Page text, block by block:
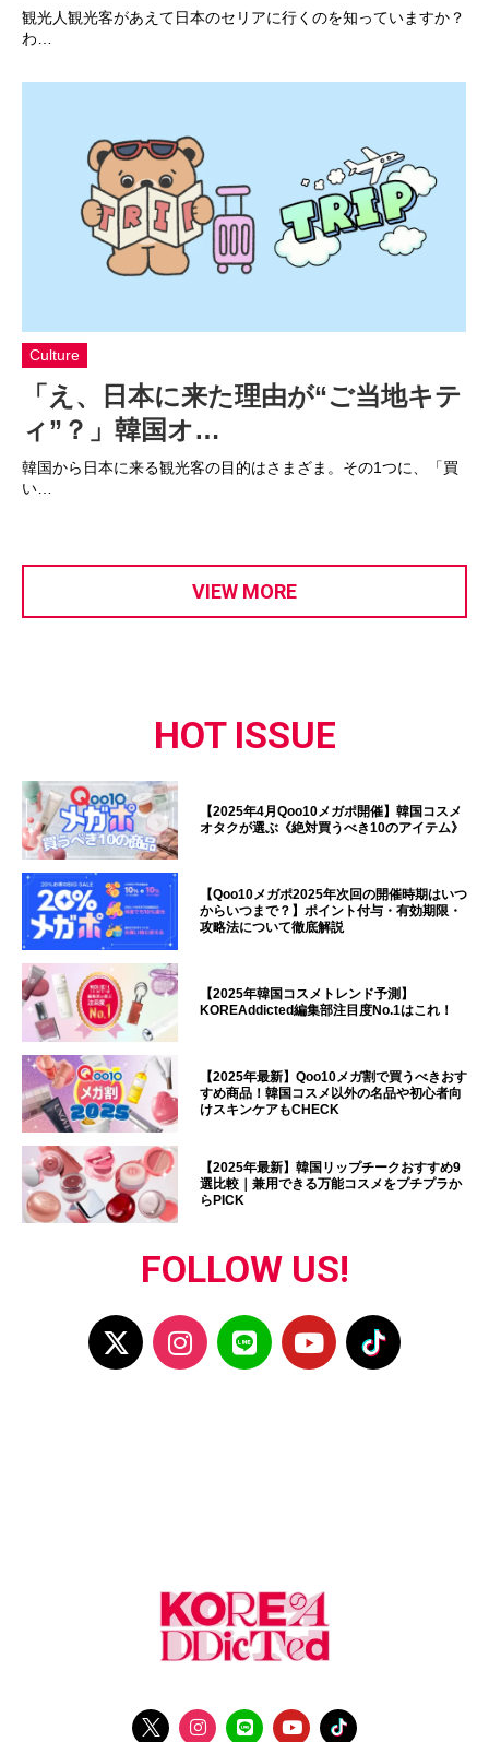
観光人観光客があえて日本のセリアに行くのを知っていますか？
わ…
Culture
「え、日本に来た理由が“ご当地キテ
ィ”？」韓国オ…
韓国から日本に来る観光客の目的はさまざま。その1つに、「買
い…
VIEW MORE
HOT ISSUE
【2025年4月Qoo10メガポ開催】韓国コスメ
オタクが選ぶ《絶対買うべき10のアイテム》
【Qoo10メガポ2025年次回の開催時期はいつ
からいつまで？】ポイント付与・有効期限・
攻略法について徹底解説
【2025年韓国コスメトレンド予測】
KOREAddicted編集部注目度No.1はこれ！
【2025年最新】Qoo10メガ割で買うべきおす
すめ商品！韓国コスメ以外の名品や初心者向
けスキンケアもCHECK
【2025年最新】韓国リップチークおすすめ9
選比較｜兼用できる万能コスメをプチプラか
らPICK
FOLLOW US!